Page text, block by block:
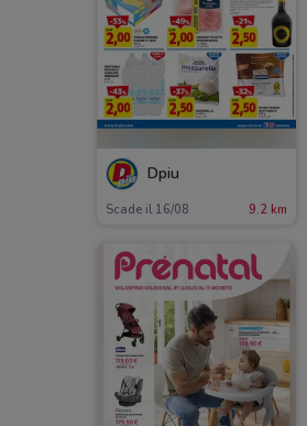
Dpiu
Scade il 16/08 9.2 km